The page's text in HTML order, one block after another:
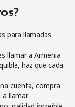
para llamadas
llamar a Armenia
haz que cada
cuenta, compra
llamar.